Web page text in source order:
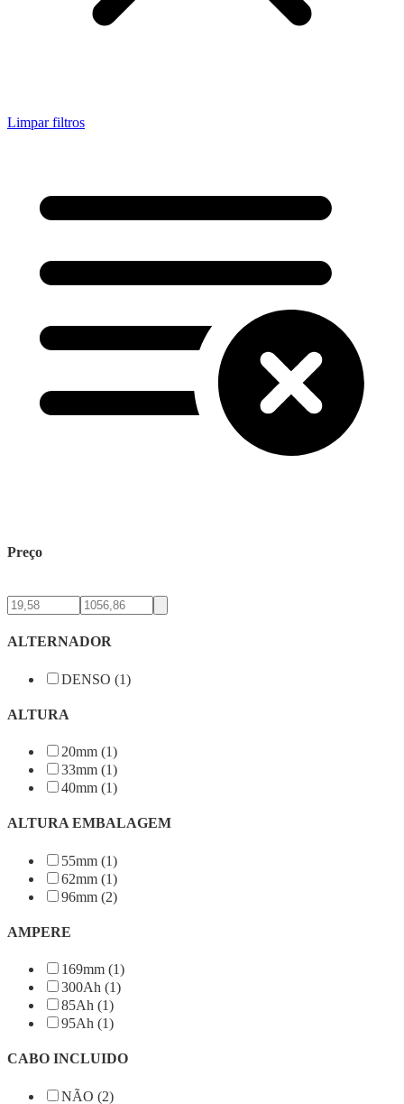
Limpar filtros
Preço
ALTERNADOR
DENSO (1)
ALTURA
20mm (1)
33mm (1)
40mm (1)
ALTURA EMBALAGEM
55mm (1)
62mm (1)
96mm (2)
AMPERE
169mm (1)
300Ah (1)
85Ah (1)
95Ah (1)
CABO INCLUIDO
NÃO (2)